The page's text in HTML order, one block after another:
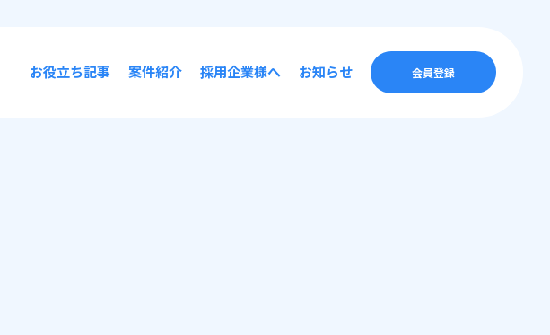
お役立ち記事 案件紹介 採用企業様へ お知らせ 会員登録